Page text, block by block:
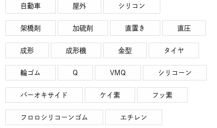
自動車 屋外 シリコン
架橋剤 加硫剤 直置き 直圧
成形 成形機 金型 タイヤ
輪ゴム Q VMQ シリコーン
パーオキサイド ケイ素 フッ素
フロロシリコーンゴム エチレン